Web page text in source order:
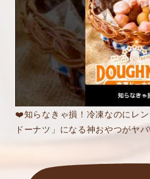
❤️知らなきゃ損！冷凍なのにレ
ドーナツ」になる神おやつがヤ